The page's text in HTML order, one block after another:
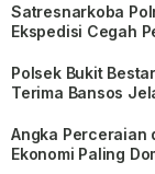
Satresnarkoba
Ekspedisi Cegah
Polsek Bukit
Terima Bansos
Angka Perceraian
Ekonomi Paling